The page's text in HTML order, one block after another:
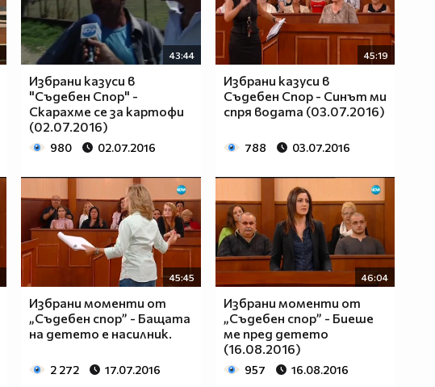
43:44
Избрани казуси в
"Съдебен Спор" -
Скарахме се за картофи
(02.07.2016)
980 02.07.2016
45:19
Избрани казуси в
Съдебен Спор - Синът ми
спря водата (03.07.2016)
788 03.07.2016
45:45
Избрани моменти от
„Съдебен спор” - Бащата
на детето е насилник.
2 272 17.07.2016
46:04
Избрани моменти от
„Съдебен спор” - Биеше
ме пред детето
(16.08.2016)
957 16.08.2016